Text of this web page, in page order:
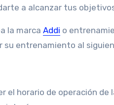
a alcanzar tus
la marca Addi o
su entrenamiento al
el horario de operación de